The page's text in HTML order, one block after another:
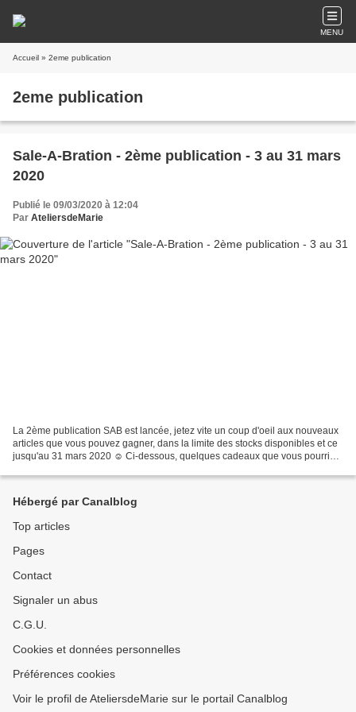
MENU
Accueil » 2eme publication
2eme publication
Sale-A-Bration - 2ème publication - 3 au 31 mars
2020
Publié le 09/03/2020 à 12:04
Par AteliersdeMarie
La 2ème publication SAB est lancée, jetez vite un coup d'oeil aux nouveaux
articles que vous pouvez gagner, dans la limite des stocks disponibles et ce
jusqu'au 31 mars 2020 ☺ Ci-dessous, quelques cadeaux que vous pourriez
Hébergé par Canalblog
Top articles
Pages
Contact
Signaler un abus
C.G.U.
Cookies et données personnelles
Préférences cookies
Voir le profil de AteliersdeMarie sur le portail Canalblog